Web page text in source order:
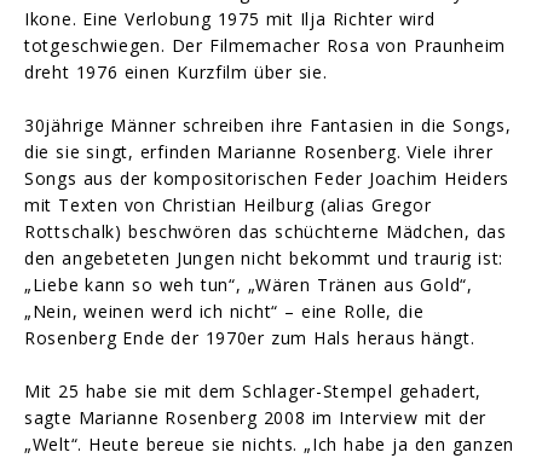
Ikone. Eine Verlobung 1975 mit Ilja Richter wird
totgeschwiegen. Der Filmemacher Rosa von Praunheim
dreht 1976 einen Kurzfilm über sie.
30jährige Männer schreiben ihre Fantasien in die Songs,
die sie singt, erfinden Marianne Rosenberg. Viele ihrer
Songs aus der kompositorischen Feder Joachim Heiders
mit Texten von Christian Heilburg (alias Gregor
Rottschalk) beschwören das schüchterne Mädchen, das
den angebeteten Jungen nicht bekommt und traurig ist:
„Liebe kann so weh tun“, „Wären Tränen aus Gold“,
„Nein, weinen werd ich nicht“ – eine Rolle, die
Rosenberg Ende der 1970er zum Hals heraus hängt.
Mit 25 habe sie mit dem Schlager-Stempel gehadert,
sagte Marianne Rosenberg 2008 im Interview mit der
„Welt“. Heute bereue sie nichts. „Ich habe ja den ganzen